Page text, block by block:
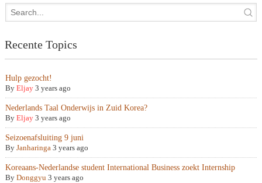
Recente Topics
Hulp gezocht!
By Eljay 3 years ago
Nederlands Taal Onderwijs in Zuid Korea?
By Eljay 3 years ago
Seizoenafsluiting 9 juni
By Janharinga 3 years ago
Koreaans-Nederlandse student International Business zoekt Internship
By Donggyu 3 years ago